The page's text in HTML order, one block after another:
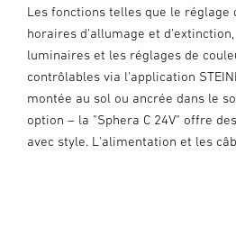
Les fonctions telles que le réglage
horaires d'allumage et
luminaires et les réglages de
contrôlables via l'application
montée au sol ou ancrée dans le
option – la "Sphera C 24V" offre
avec style. L'alimentation et les